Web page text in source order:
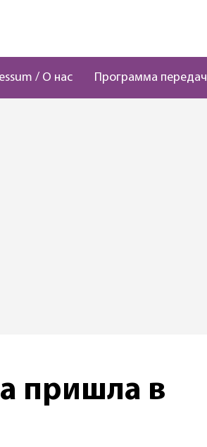
/ О нас Программа передач
пришла в